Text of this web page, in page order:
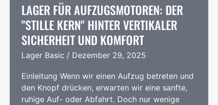
den
Aufbau
eines
Robotik-
Unternehmens
LAGER FÜR AUFZUGSMOTOREN: DER
"STILLE KERN" HINTER VERTIKALER
SICHERHEIT UND KOMFORT
Lager Basic / Dezember 29, 2025
Einleitung Wenn wir einen Aufzug betreten und
den Knopf drücken, erwarten wir eine sanfte,
ruhige Auf- oder Abfahrt. Doch nur wenige